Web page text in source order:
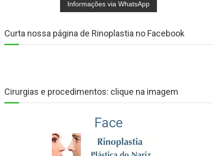
Curta nossa página de Rinoplastia no Facebook
Cirurgias e procedimentos: clique na imagem
Face